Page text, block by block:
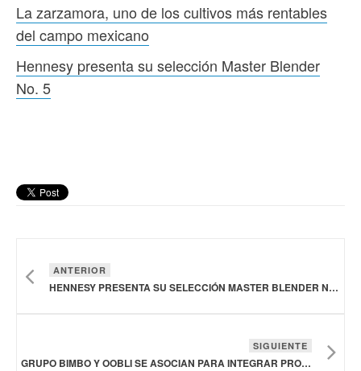
La zarzamora, uno de los cultivos más rentables
del campo mexicano
Hennesy presenta su selección Master Blender
No. 5
ANTERIOR
HENNESY PRESENTA SU SELECCIÓN MASTER BLENDER NO. 5
SIGUIENTE
GRUPO BIMBO Y OOBLI SE ASOCIAN PARA INTEGRAR PROTEÍNAS DULCES EN PRODUCTOS HORNEADOS